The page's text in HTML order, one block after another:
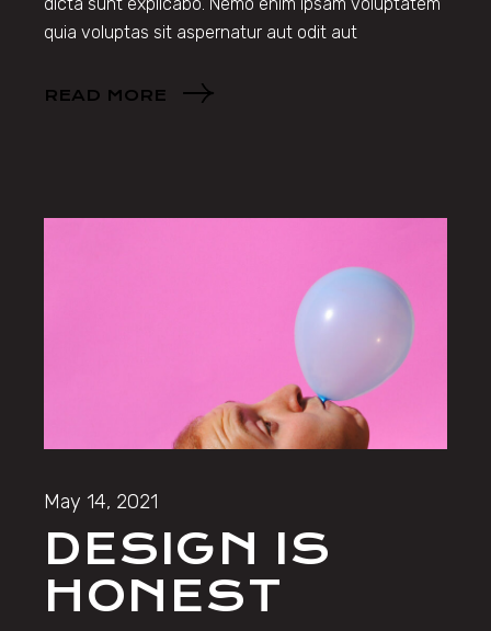
quia voluptas sit aspernatur aut odit aut
READ MORE
May 14, 2021
DESIGN IS
HONEST